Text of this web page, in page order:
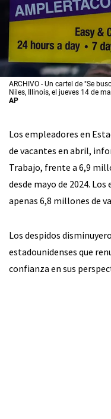
ARCHIVO - Un cartel de "Se
Niles, Illinois, el jueves 14 de
AP
Los empleadores en
de vacantes en abril,
Trabajo, frente a 6,9
desde mayo de 2024.
apenas 6,8 millones de
Los despidos
estadounidenses que
confianza en sus